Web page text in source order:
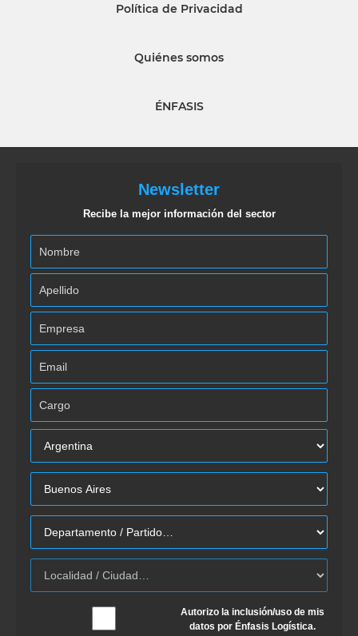
Política de Privacidad
Quiénes somos
ÉNFASIS
Newsletter
Recibe la mejor información del sector
Autorizo la inclusión/uso de mis
datos por Énfasis Logística.